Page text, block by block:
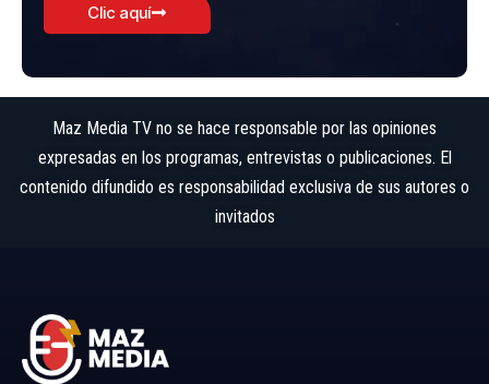
Clic aquí
Maz Media TV no se hace responsable por las opiniones
expresadas en los programas, entrevistas o publicaciones. El
contenido difundido es responsabilidad exclusiva de sus autores o
invitados